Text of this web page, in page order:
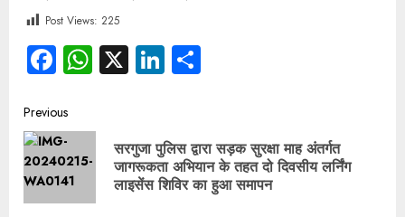
Post Views: 225
Facebook
WhatsApp
X LinkedIn
Previous
सरगुजा पुलिस द्वारा सड़क सुरक्षा माह अंतर्गत
जागरूकता अभियान के तहत दो दिवसीय लर्निंग
लाइसेंस शिविर का हुआ समापन